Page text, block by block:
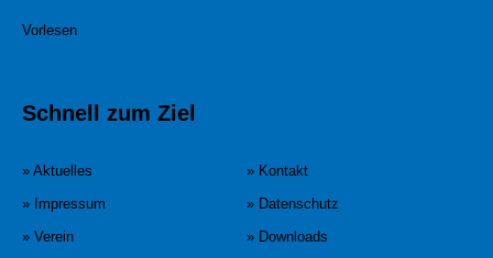
Vorlesen
Schnell zum Ziel
» Aktuelles
» Kontakt
» Impressum
» Datenschutz
» Verein
» Downloads